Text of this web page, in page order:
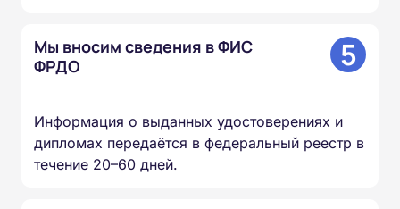
Мы вносим сведения в ФИС
ФРДО
5
Информация о выданных удостоверениях и
дипломах передаётся в федеральный реестр в
течение 20–60 дней.